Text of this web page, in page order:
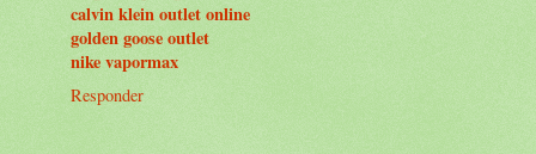
calvin klein outlet online
golden goose outlet
nike vapormax
Responder